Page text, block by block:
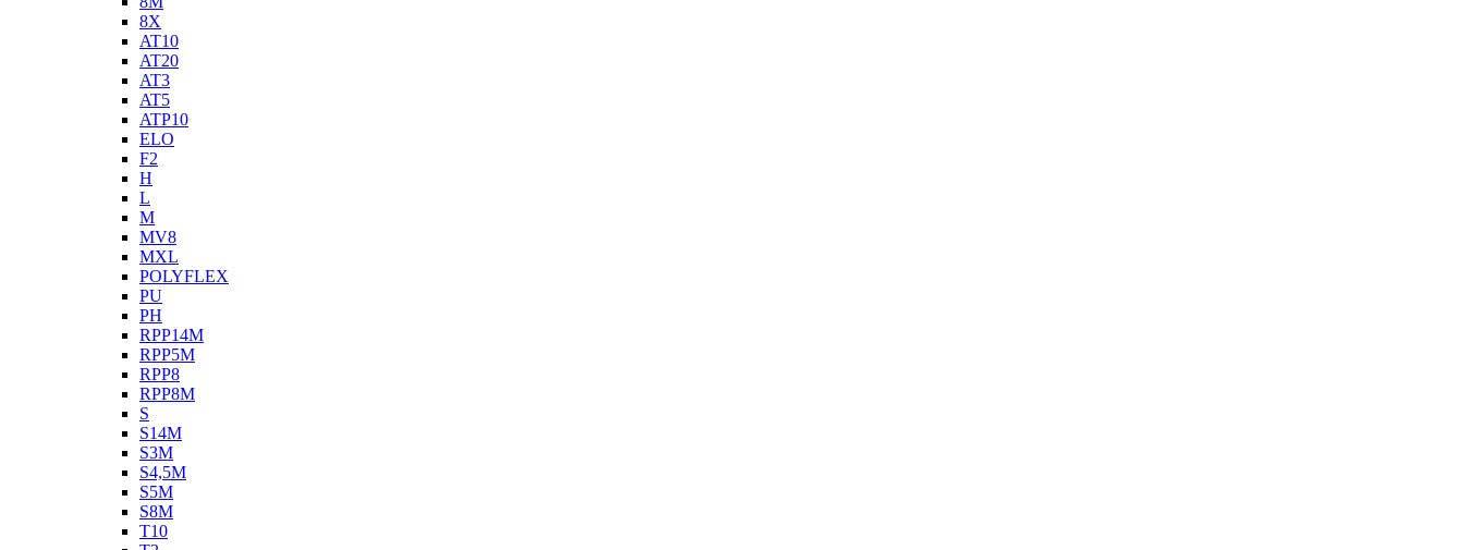
8X
AT10
AT20
AT3
AT5
ATP10
ELO
F2
H
L
M
MV8
MXL
POLYFLEX
PU
PH
RPP14M
RPP5M
RPP8
RPP8M
S
S14M
S3M
S4,5M
S5M
S8M
T10